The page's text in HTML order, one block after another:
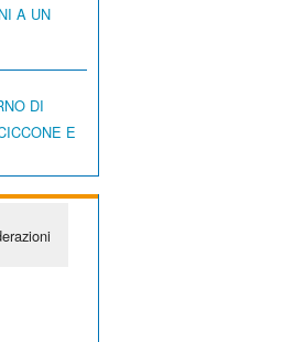
A UN
DI
E